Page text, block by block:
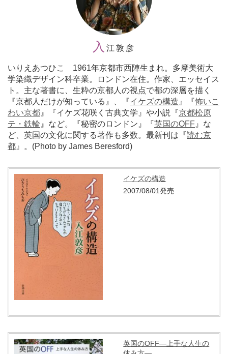
入 江敦彦
いりえあつひこ 1961年京都市西陣生まれ。多摩美術大
学染織デザイン科卒業。ロンドン在住。作家、エッセイス
ト。主な著書に、生粋の京都人の視点で都の深層を描く
『京都人だけが知っている』、『イケズの構造 』『怖いこ
わい京都 』『イケズ花咲く古典文学』や小説『京都松原
テ・鉄輪 』など。『秘密のロンドン』『英国のOFF 』な
ど、英国の文化に関する著作も多数。最新刊は『読む京
都 』。(Photo by James Beresford)
イケズの構造
2007/08/01発売
英国のOFF―上手な人生の